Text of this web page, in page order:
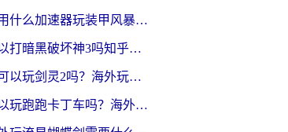
在美国用什么加速器玩装甲风暴？海外玩家亲测有效的国服游戏加速指南
欧洲可以打暗黑破坏神3吗知乎？海外玩家国服游戏加速终极指南
在国外可以玩剑灵2吗？海外玩家国服畅玩终极指南（附永恒之塔明日方舟加速方案）
欧洲可以玩跑跑卡丁车吗？海外玩家国服游戏畅玩终极指南（附QQ炫舞剑网3解决方案）